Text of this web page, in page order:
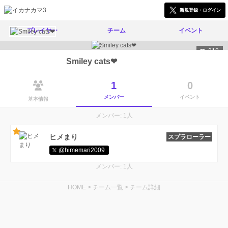
新規登録・ログイン
プレイヤー チーム イベント
318
Smiley cats❤︎
基本情報
1
メンバー
0
イベント
メンバー: 1人
ヒメまり
スプラローラー
@himemari2009
メンバー: 1人
HOME > チーム一覧 > チーム詳細